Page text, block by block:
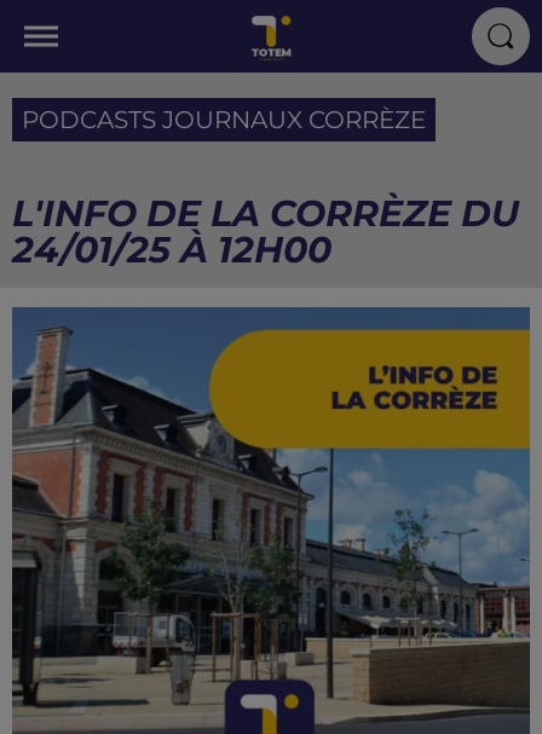
PODCASTS JOURNAUX CORRÈZE
L'INFO DE LA CORRÈZE DU
24/01/25 À 12H00